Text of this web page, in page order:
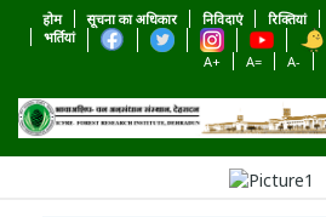
होम सूचना का अधिकार निविदाएं रिक्तियां
भर्तियां
A+
A= A-